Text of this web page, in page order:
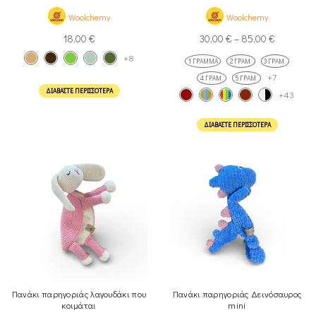
Woolchemy
18,00 €
+8
ΔΙΑΒΆΣΤΕ ΠΕΡΙΣΣΌΤΕΡΑ
Woolchemy
30,00 € – 85,00 €
1 ΓΡΆΜΜΑ 2 ΓΡΆΜ.
3 ΓΡΆΜ.
4 ΓΡΆΜ.
5 ΓΡΆΜ.
+7
+43
ΔΙΑΒΆΣΤΕ ΠΕΡΙΣΣΌΤΕΡΑ
Πανάκι παρηγοριάς λαγουδάκι που
κοιμάται
Πανάκι παρηγοριάς Δεινόσαυρος
mini